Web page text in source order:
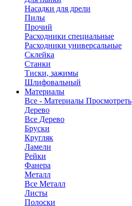
Насадки для дрели
Пилы
Прочий
Расходники специальные
Расходники универсальные
Склейка
Станки
Тиски, зажимы
Шлифовальный
Материалы
Все - Материалы Просмотреть
Дерево
Все Дерево
Бруски
Кругляк
Ламели
Рейки
Фанера
Металл
Все Металл
Листы
Полоски